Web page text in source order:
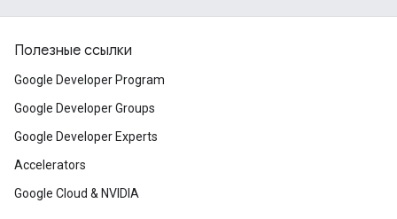
Полезные ссылки
Google Developer Program
Google Developer Groups
Google Developer Experts
Accelerators
Google Cloud & NVIDIA